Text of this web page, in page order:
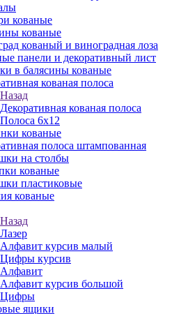
кованые
кованые
кованый и виноградная лоза
панели и декоративный лист
в балясины кованые
кованая полоса
Назад
Декоративная кованая полоса
Полоса 6х12
кованые
полоса штампованная
на столбы
кованые
пластиковые
кованые
Назад
Лазер
Алфавит курсив малый
Цифры курсив
Алфавит
Алфавит курсив большой
Цифры
ящики